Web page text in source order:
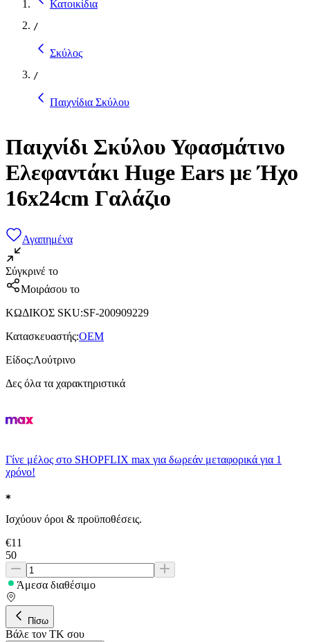
Κατοικίδια
/
Σκύλος
/
Παιχνίδια Σκύλου
Παιχνίδι Σκύλου Υφασμάτινο
Ελεφαντάκι Huge Ears με Ήχο
16x24cm Γαλάζιο
Αγαπημένα
Σύγκρινέ το
Μοιράσου το
ΚΩΔΙΚΟΣ SKU:SF-200909229
Κατασκευαστής:OEM
Είδος:Λούτρινο
Δες όλα τα χαρακτηριστικά
Γίνε μέλος στο SHOPFLIX max για δωρεάν μεταφορικά για 1
χρόνο!
Ισχύουν όροι & προϋποθέσεις.
€11
50
Άμεσα διαθέσιμο
Πίσω
Βάλε τον ΤΚ σου